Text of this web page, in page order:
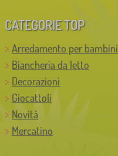
CATEGORIE TOP
Arredamento per bambini
Biancheria da letto
Decorazioni
Giocattoli
Novità
Mercatino